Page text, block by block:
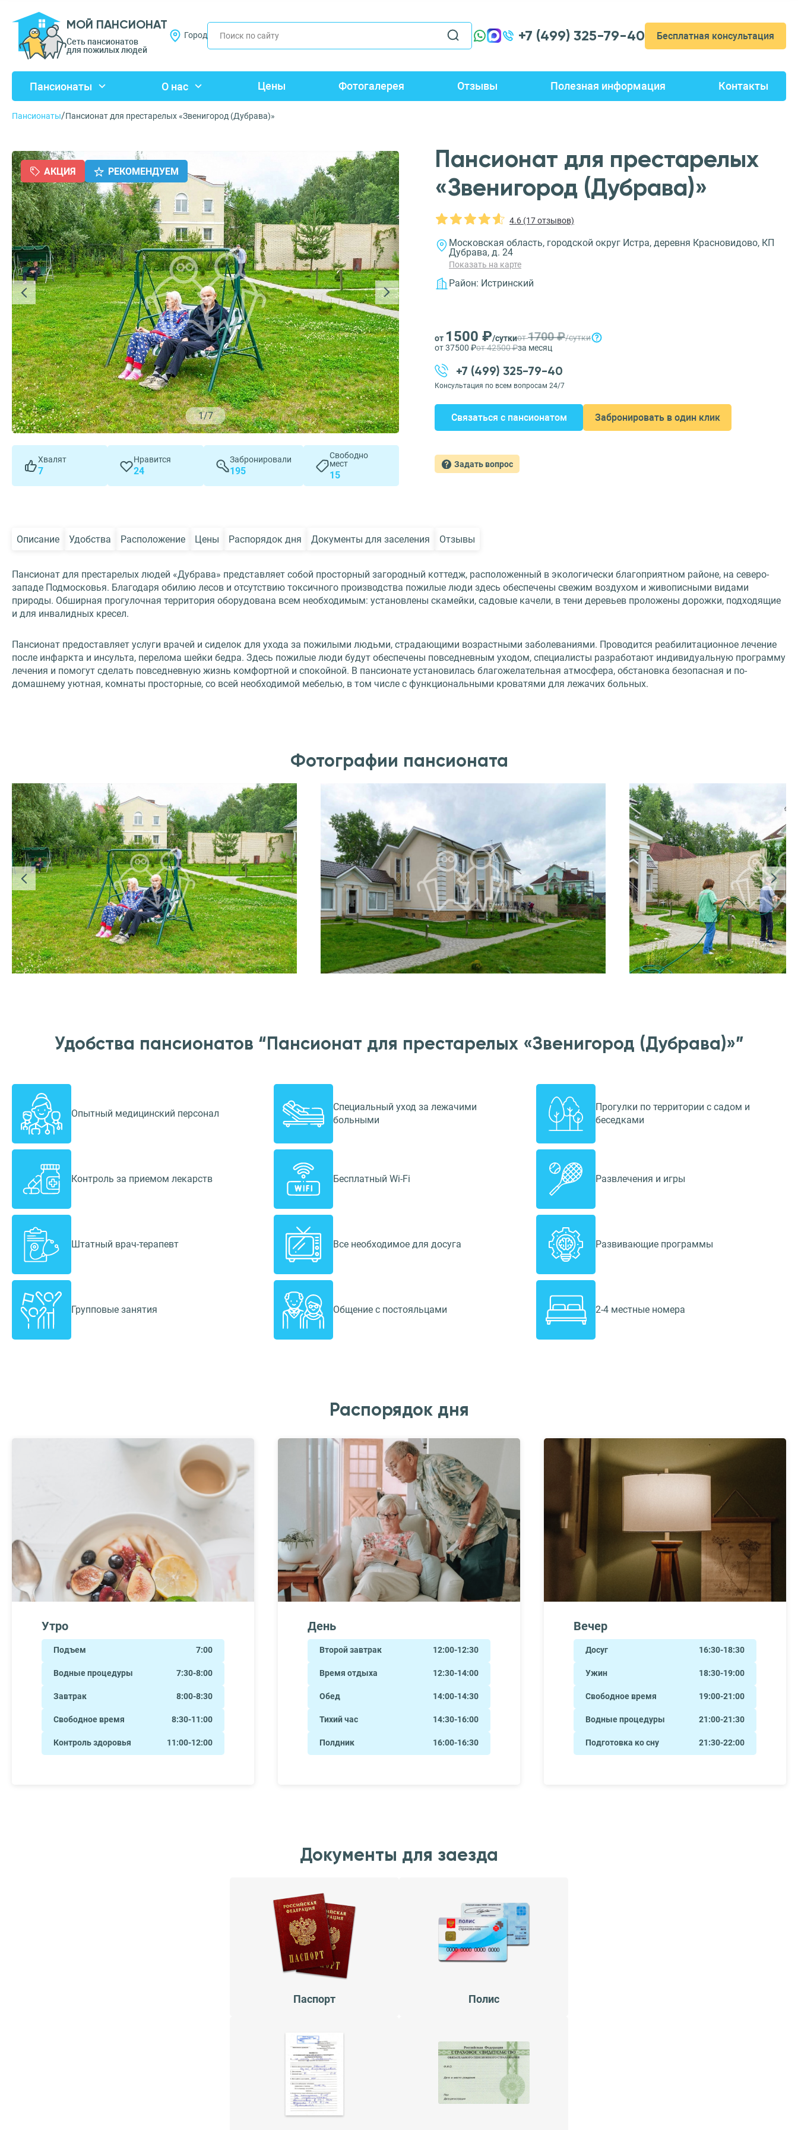
МОЙ ПАНСИОНАТ
Сеть пансионатов
для пожилых людей
Город +7 (499) 325-79-40 Бесплатная консультация
Пансионаты О нас Цены Фотогалерея Отзывы Полезная информация Контакты
Пансионаты/Пансионат для престарелых «Звенигород (Дубрава)»
1/7
АКЦИЯ РЕКОМЕНДУЕМ
Хвалят
7
Нравится
24
Забронировали
195
Свободно
мест
15
Пансионат для престарелых
«Звенигород (Дубрава)»
4.6 (17 отзывов)
Московская область, городской округ Истра, деревня Красновидово, КП
Дубрава, д. 24
Показать на карте
Район: Истринский
от 1500 ₽/суткиот1700 ₽/сутки
от 37500 ₽от 42500 ₽за месяц
+7 (499) 325-79-40
Консультация по всем вопросам 24/7
Связаться с пансионатом Забронировать в один клик
Задать вопрос
Описание Удобства Расположение Цены Распорядок дня Документы для заселения Отзывы
Пансионат для престарелых людей «Дубрава» представляет собой просторный загородный коттедж, расположенный в экологически благоприятном районе, на северо-
западе Подмосковья. Благодаря обилию лесов и отсутствию токсичного производства пожилые люди здесь обеспечены свежим воздухом и живописными видами
природы. Обширная прогулочная территория оборудована всем необходимым: установлены скамейки, садовые качели, в тени деревьев проложены дорожки, подходящие
и для инвалидных кресел.
Пансионат предоставляет услуги врачей и сиделок для ухода за пожилыми людьми, страдающими возрастными заболеваниями. Проводится реабилитационное лечение
после инфаркта и инсульта, перелома шейки бедра. Здесь пожилые люди будут обеспечены повседневным уходом, специалисты разработают индивидуальную программу
лечения и помогут сделать повседневную жизнь комфортной и спокойной. В пансионате установилась благожелательная атмосфера, обстановка безопасная и по-
домашнему уютная, комнаты просторные, со всей необходимой мебелью, в том числе с функциональными кроватями для лежачих больных.
Фотографии пансионата
Удобства пансионатов “Пансионат для престарелых «Звенигород (Дубрава)»”
Опытный медицинский персонал
Специальный уход за лежачими
больными
Прогулки по территории с садом и
беседками
Контроль за приемом лекарств Бесплатный Wi-Fi Развлечения и игры
Штатный врач-терапевт Все необходимое для досуга Развивающие программы
Групповые занятия Общение с постояльцами 2-4 местные номера
Распорядок дня
Утро
Подъем 7:00
Водные процедуры 7:30-8:00
Завтрак 8:00-8:30
Свободное время 8:30-11:00
Контроль здоровья 11:00-12:00
День
Второй завтрак 12:00-12:30
Время отдыха 12:30-14:00
Обед 14:00-14:30
Тихий час 14:30-16:00
Полдник 16:00-16:30
Вечер
Досуг 16:30-18:30
Ужин 18:30-19:00
Свободное время 19:00-21:00
Водные процедуры 21:00-21:30
Подготовка ко сну 21:30-22:00
Документы для заезда
Паспорт Полис